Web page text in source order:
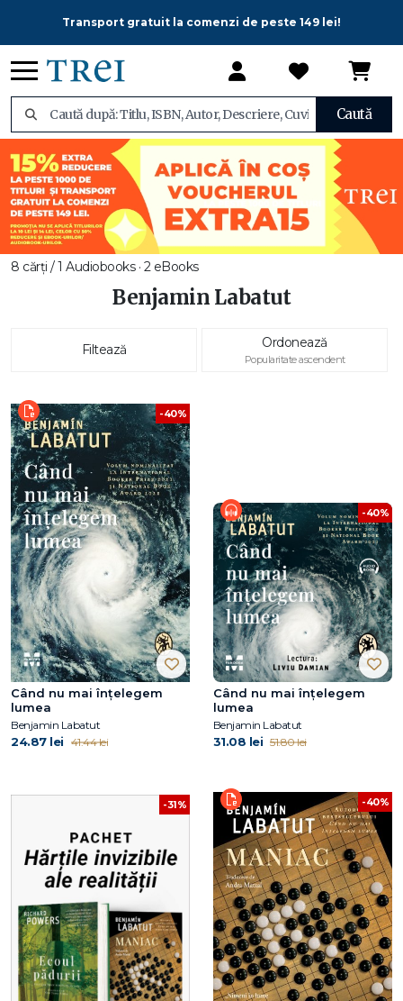
Transport gratuit la comenzi de peste 149 lei!
Caută
8 cărți / 1 Audiobooks · 2 eBooks
Benjamin Labatut
Filtează Ordonează
Popularitate ascendent
-40%
Când nu mai înțelegem
lumea
Benjamin Labatut
24.87 lei 41.44 lei
-40%
Când nu mai înțelegem
lumea
Benjamin Labatut
31.08 lei 51.80 lei
-31% -40%